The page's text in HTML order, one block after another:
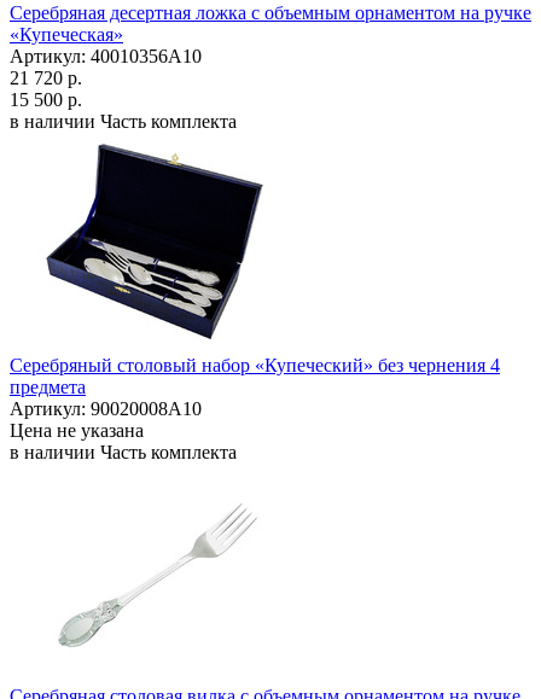
Серебряная десертная ложка с объемным орнаментом на ручке
«Купеческая»
Артикул: 40010356А10
21 720 р.
15 500 р.
в наличии Часть комплекта
Серебряный столовый набор «Купеческий» без чернения 4
предмета
Артикул: 90020008А10
Цена не указана
в наличии Часть комплекта